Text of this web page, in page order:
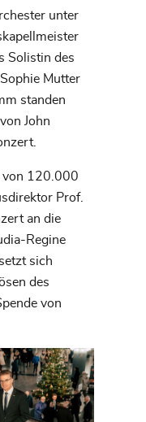
unter
Solistin des
Mutter
standen
John
von 120.000
Prof.
an die
Regine
sich
des
von